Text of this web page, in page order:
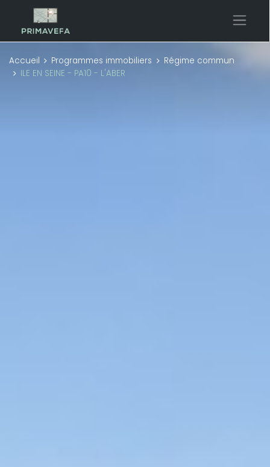
Accueil Programmes immobiliers
Régime commun
ILE EN SEINE - PA10 - L'ABER